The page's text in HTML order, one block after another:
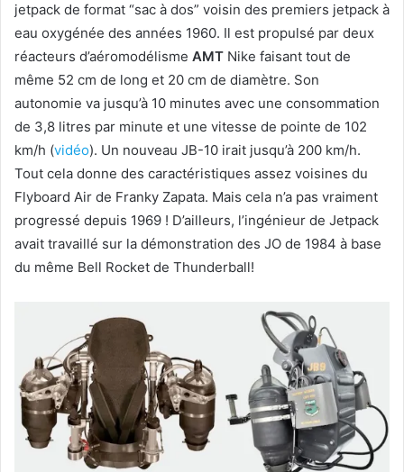
jetpack de format “sac à dos” voisin des premiers jetpack à
eau oxygénée des années 1960. Il est propulsé par deux
réacteurs d’aéromodélisme AMT Nike faisant tout de
même 52 cm de long et 20 cm de diamètre. Son
autonomie va jusqu’à 10 minutes avec une consommation
de 3,8 litres par minute et une vitesse de pointe de 102
km/h (vidéo). Un nouveau JB-10 irait jusqu’à 200 km/h.
Tout cela donne des caractéristiques assez voisines du
Flyboard Air de Franky Zapata. Mais cela n’a pas vraiment
progressé depuis 1969 ! D’ailleurs, l’ingénieur de Jetpack
avait travaillé sur la démonstration des JO de 1984 à base
du même Bell Rocket de Thunderball!